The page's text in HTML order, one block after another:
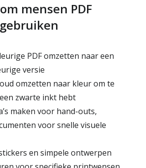
mensen PDF
PDF omzetten naar een
versie
omzetten naar kleur om te
zwarte inkt hebt
maken voor hand-outs,
voor snelle visuele
en simpele ontwerpen